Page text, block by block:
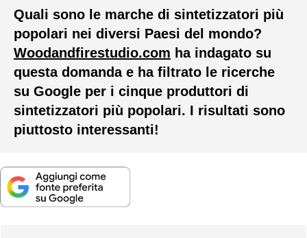
Quali sono le marche di sintetizzatori più
popolari nei diversi Paesi del mondo?
Woodandfirestudio.com ha indagato su
questa domanda e ha filtrato le ricerche
su Google per i cinque produttori di
sintetizzatori più popolari. I risultati sono
piuttosto interessanti!